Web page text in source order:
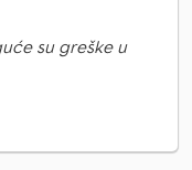
su greške u